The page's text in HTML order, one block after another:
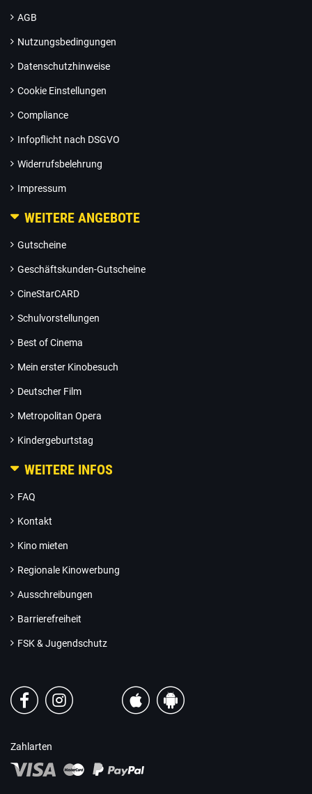
AGB
Nutzungsbedingungen
Datenschutzhinweise
Cookie Einstellungen
Compliance
Infopflicht nach DSGVO
Widerrufsbelehrung
Impressum
WEITERE ANGEBOTE
Gutscheine
Geschäftskunden-Gutscheine
CineStarCARD
Schulvorstellungen
Best of Cinema
Mein erster Kinobesuch
Deutscher Film
Metropolitan Opera
Kindergeburtstag
WEITERE INFOS
FAQ
Kontakt
Kino mieten
Regionale Kinowerbung
Ausschreibungen
Barrierefreiheit
FSK & Jugendschutz
Zahlarten